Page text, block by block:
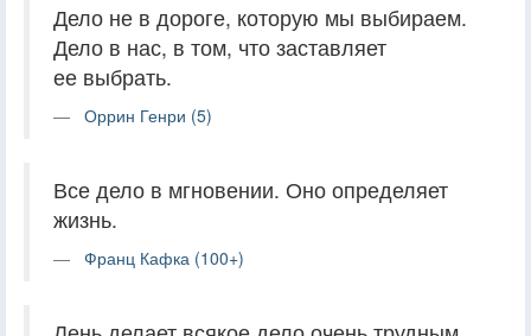
Дело не в дороге, которую мы выбираем.
Дело в нас, в том, что заставляет
ее выбрать.
Оррин Генри (5)
Все дело в мгновении. Оно определяет
жизнь.
Франц Кафка (100+)